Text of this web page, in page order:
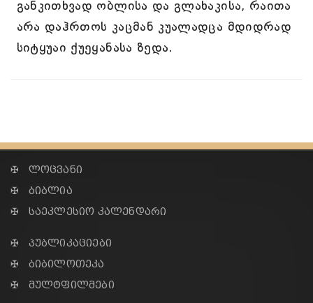
განკითხვად ობლისა და გლახაკისა, რაითა
არა დაჰრთოს კაცმან კუალადცა მდიდრად
სიტყუაი ქუეყანასა ზედა.
✠ ლოცვანი
✠ ბიბლია
✠ საეკლესიო კალენდარი
✠ პუბლიკაციები
✠ ბიბილოთეკა
✠ მულტფილმები